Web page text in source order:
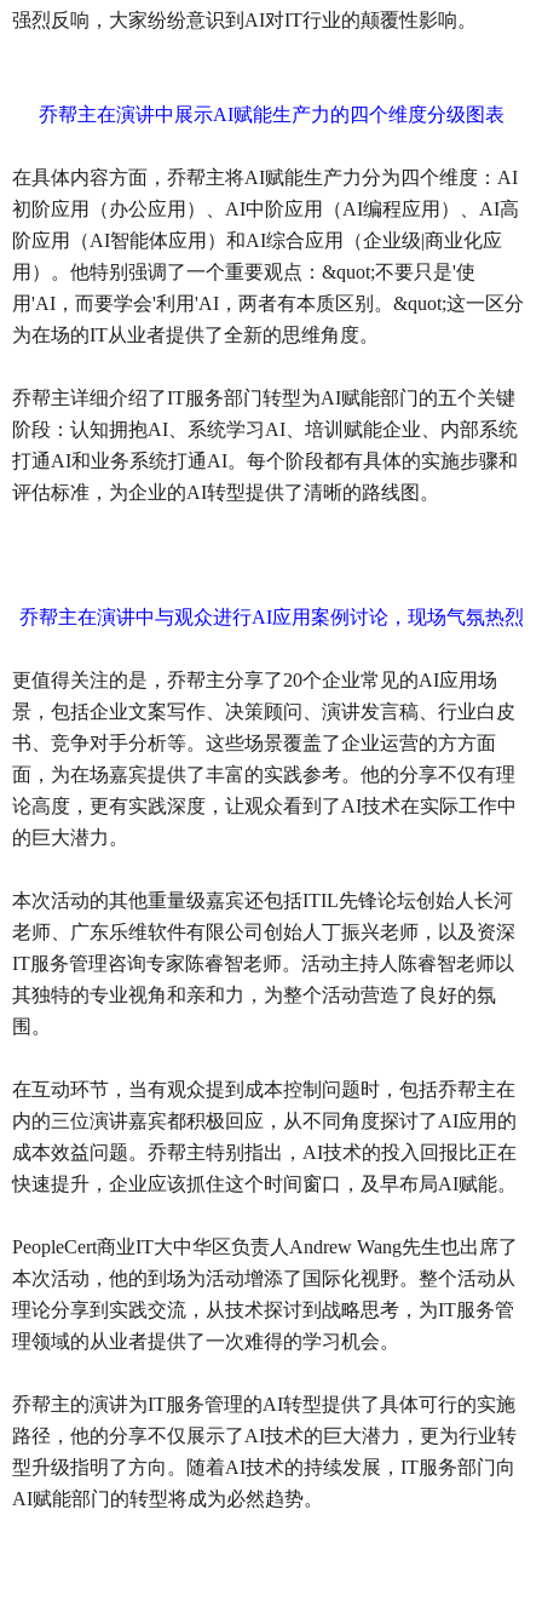
强烈反响，大家纷纷意识到AI对IT行业的颠覆性影响。
乔帮主在演讲中展示AI赋能生产力的四个维度分级图表
在具体内容方面，乔帮主将AI赋能生产力分为四个维度：AI
初阶应用（办公应用）、AI中阶应用（AI编程应用）、AI高
阶应用（AI智能体应用）和AI综合应用（企业级|商业化应
用）。他特别强调了一个重要观点：&quot;不要只是'使
用'AI，而要学会'利用'AI，两者有本质区别。&quot;这一区分
为在场的IT从业者提供了全新的思维角度。
乔帮主详细介绍了IT服务部门转型为AI赋能部门的五个关键
阶段：认知拥抱AI、系统学习AI、培训赋能企业、内部系统
打通AI和业务系统打通AI。每个阶段都有具体的实施步骤和
评估标准，为企业的AI转型提供了清晰的路线图。
乔帮主在演讲中与观众进行AI应用案例讨论，现场气氛热烈
更值得关注的是，乔帮主分享了20个企业常见的AI应用场
景，包括企业文案写作、决策顾问、演讲发言稿、行业白皮
书、竞争对手分析等。这些场景覆盖了企业运营的方方面
面，为在场嘉宾提供了丰富的实践参考。他的分享不仅有理
论高度，更有实践深度，让观众看到了AI技术在实际工作中
的巨大潜力。
本次活动的其他重量级嘉宾还包括ITIL先锋论坛创始人长河
老师、广东乐维软件有限公司创始人丁振兴老师，以及资深
IT服务管理咨询专家陈睿智老师。活动主持人陈睿智老师以
其独特的专业视角和亲和力，为整个活动营造了良好的氛
围。
在互动环节，当有观众提到成本控制问题时，包括乔帮主在
内的三位演讲嘉宾都积极回应，从不同角度探讨了AI应用的
成本效益问题。乔帮主特别指出，AI技术的投入回报比正在
快速提升，企业应该抓住这个时间窗口，及早布局AI赋能。
PeopleCert商业IT大中华区负责人Andrew Wang先生也出席了
本次活动，他的到场为活动增添了国际化视野。整个活动从
理论分享到实践交流，从技术探讨到战略思考，为IT服务管
理领域的从业者提供了一次难得的学习机会。
乔帮主的演讲为IT服务管理的AI转型提供了具体可行的实施
路径，他的分享不仅展示了AI技术的巨大潜力，更为行业转
型升级指明了方向。随着AI技术的持续发展，IT服务部门向
AI赋能部门的转型将成为必然趋势。